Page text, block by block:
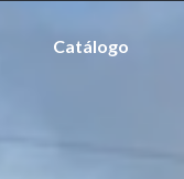
Catálogo